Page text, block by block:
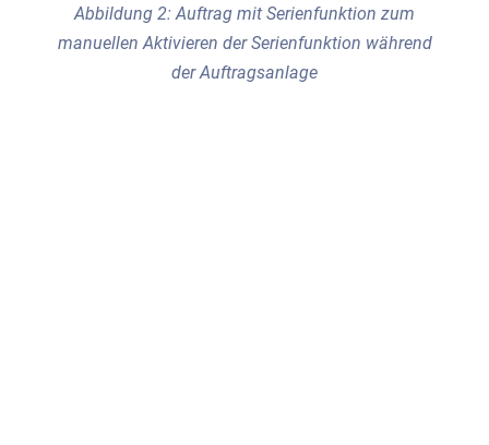
Abbildung 2: Auftrag mit Serienfunktion zum
manuellen Aktivieren der Serienfunktion während
der Auftragsanlage